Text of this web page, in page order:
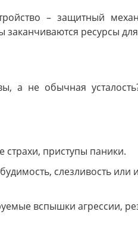
– защитный
заканчиваются ресурсы
а не обычная
страхи, приступы паники.
слезливость или
вспышки агрессии,